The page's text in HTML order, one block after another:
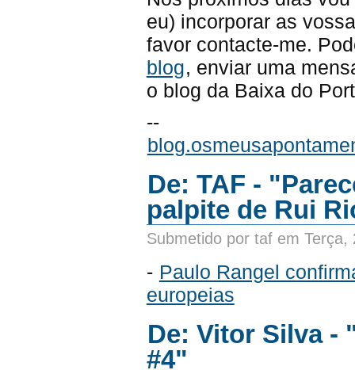
eu) incorporar as
favor contacte-me.
blog, enviar uma
o blog da Baixa do
--
De: TAF -
palpite de Rui
Submetido por taf em Terça,
- Paulo Rangel
europeias
De: Vitor Silva -
#4"